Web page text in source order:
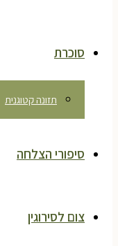
סוכרת
תזונה קטוגנית
סיפורי הצלחה
צום לסירוגין